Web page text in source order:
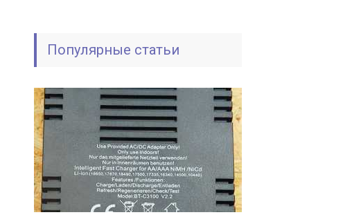
Популярные статьи